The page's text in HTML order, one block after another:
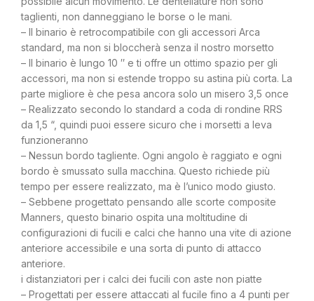
taglienti, non danneggiano le borse o le mani.
– Il binario è retrocompatibile con gli accessori Arca
standard, ma non si bloccherà senza il nostro morsetto
– Il binario è lungo 10 ″ e ti offre un ottimo spazio per gli
accessori, ma non si estende troppo su astina più corta. La
parte migliore è che pesa ancora solo un misero 3,5 once
– Realizzato secondo lo standard a coda di rondine RRS
da 1,5 “, quindi puoi essere sicuro che i morsetti a leva
funzioneranno
– Nessun bordo tagliente. Ogni angolo è raggiato e ogni
bordo è smussato sulla macchina. Questo richiede più
tempo per essere realizzato, ma è l’unico modo giusto.
– Sebbene progettato pensando alle scorte composite
Manners, questo binario ospita una moltitudine di
configurazioni di fucili e calci che hanno una vite di azione
anteriore accessibile e una sorta di punto di attacco
anteriore.
i distanziatori per i calci dei fucili con aste non piatte
– Progettati per essere attaccati al fucile fino a 4 punti per